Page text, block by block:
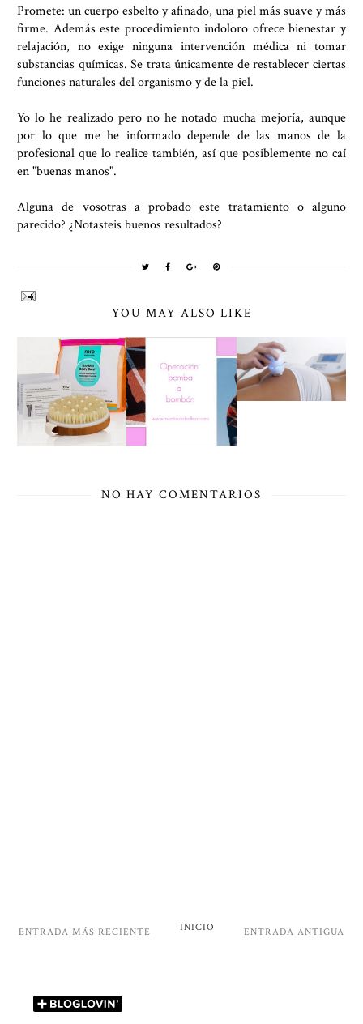
Promete: un cuerpo esbelto y afinado, una piel más suave y más
firme. Además este procedimiento indoloro ofrece bienestar y
relajación, no exige ninguna intervención médica ni tomar
substancias químicas. Se trata únicamente de restablecer ciertas
funciones naturales del organismo y de la piel.
Yo lo he realizado pero no he notado mucha mejoría, aunque
por lo que me he informado depende de las manos de la
profesional que lo realice también, así que posiblemente no caí
en "buenas manos".
Alguna de vosotras a probado este tratamiento o alguno
parecido? ¿Notasteis buenos resultados?
YOU MAY ALSO LIKE
NO HAY COMENTARIOS
ENTRADA MÁS RECIENTE ENTRADA ANTIGUA
INICIO